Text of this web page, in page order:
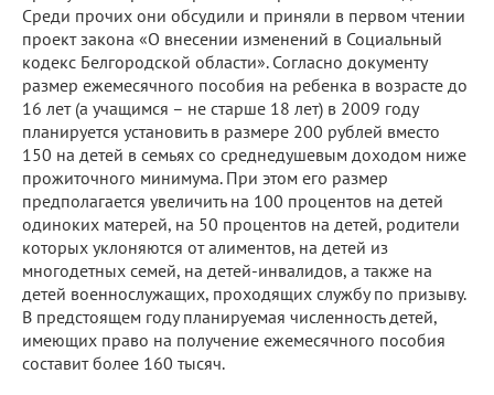
Среди прочих они обсудили и приняли в первом чтении
проект закона «О внесении изменений в Социальный
кодекс Белгородской области». Согласно документу
размер ежемесячного пособия на ребенка в возрасте до
16 лет (а учащимся – не старше 18 лет) в 2009 году
планируется установить в размере 200 рублей вместо
150 на детей в семьях со среднедушевым доходом ниже
прожиточного минимума. При этом его размер
предполагается увеличить на 100 процентов на детей
одиноких матерей, на 50 процентов на детей, родители
которых уклоняются от алиментов, на детей из
многодетных семей, на детей-инвалидов, а также на
детей военнослужащих, проходящих службу по призыву.
В предстоящем году планируемая численность детей,
имеющих право на получение ежемесячного пособия
составит более 160 тысяч.